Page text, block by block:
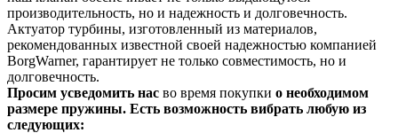
производительность, но и надежность и долговечность.
Актуатор турбины, изготовленный из материалов,
рекомендованных известной своей надежностью компанией
BorgWarner, гарантирует не только совместимость, но и
долговечность.
Просим усведомить нас во время покупки о необходимом
размере пружины. Есть возможность вибрать любую из
следующих: